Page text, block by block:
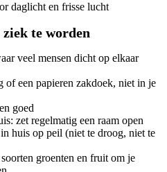
daglicht en frisse lucht
te worden
veel mensen dicht op elkaar
of een papieren zakdoek, niet in je
goed
zet regelmatig een raam open
huis op peil (niet te droog, niet te
groenten en fruit om je